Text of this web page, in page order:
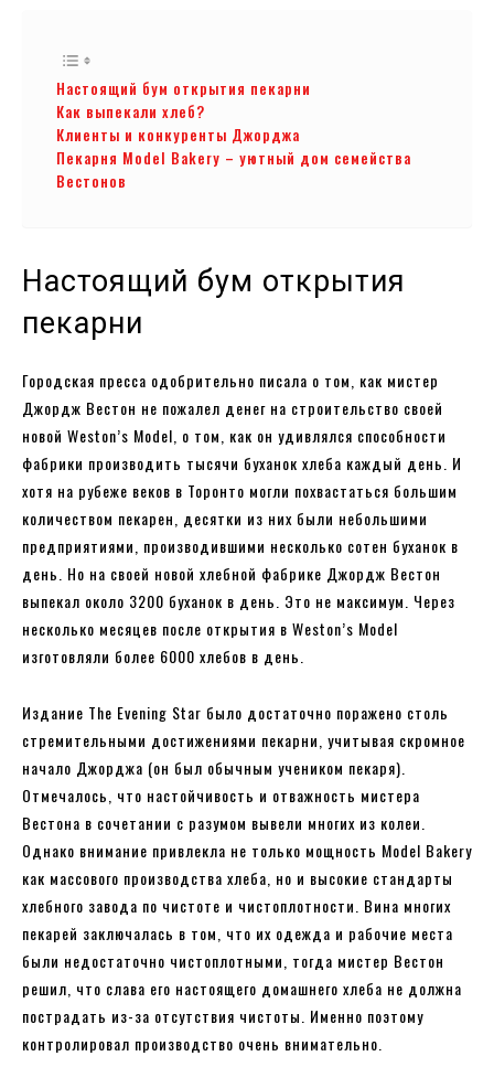
Настоящий бум открытия пекарни
Как выпекали хлеб?
Клиенты и конкуренты Джорджа
Пекарня Model Bakery – уютный дом семейства
Вестонов
Настоящий бум открытия
пекарни
Городская пресса одобрительно писала о том, как мистер
Джордж Вестон не пожалел денег на строительство своей
новой Weston’s Model, о том, как он удивлялся способности
фабрики производить тысячи буханок хлеба каждый день. И
хотя на рубеже веков в Торонто могли похвастаться большим
количеством пекарен, десятки из них были небольшими
предприятиями, производившими несколько сотен буханок в
день. Но на своей новой хлебной фабрике Джордж Вестон
выпекал около 3200 буханок в день. Это не максимум. Через
несколько месяцев после открытия в Weston’s Model
изготовляли более 6000 хлебов в день.
Издание The Evening Star было достаточно поражено столь
стремительными достижениями пекарни, учитывая скромное
начало Джорджа (он был обычным учеником пекаря).
Отмечалось, что настойчивость и отважность мистера
Вестона в сочетании с разумом вывели многих из колеи.
Однако внимание привлекла не только мощность Model Bakery
как массового производства хлеба, но и высокие стандарты
хлебного завода по чистоте и чистоплотности. Вина многих
пекарей заключалась в том, что их одежда и рабочие места
были недостаточно чистоплотными, тогда мистер Вестон
решил, что слава его настоящего домашнего хлеба не должна
пострадать из-за отсутствия чистоты. Именно поэтому
контролировал производство очень внимательно.